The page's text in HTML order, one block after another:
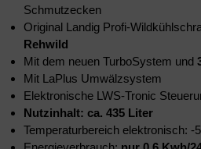
Schmutzecken
Original Landig Profi-
Rehwild
Mit dem neuen TurboSystem und
Mit LaPlus Umwälzsystem
Elektronische LWS-Tronic
Nutzinhalt: ca. 435 Liter
Temperaturbereich elektronisch: -